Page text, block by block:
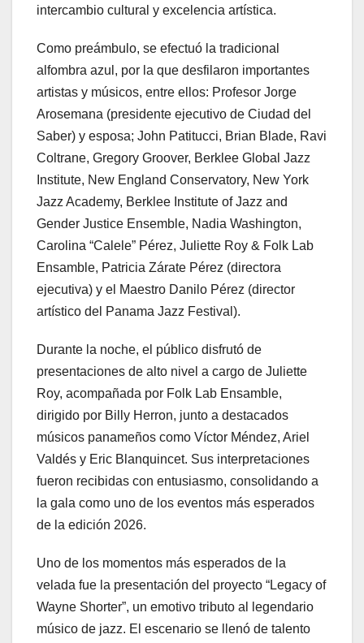
intercambio cultural y excelencia artística.
Como preámbulo, se efectuó la tradicional
alfombra azul, por la que desfilaron importantes
artistas y músicos, entre ellos: Profesor Jorge
Arosemana (presidente ejecutivo de Ciudad del
Saber) y esposa; John Patitucci, Brian Blade, Ravi
Coltrane, Gregory Groover, Berklee Global Jazz
Institute, New England Conservatory, New York
Jazz Academy, Berklee Institute of Jazz and
Gender Justice Ensemble, Nadia Washington,
Carolina “Calele” Pérez, Juliette Roy & Folk Lab
Ensamble, Patricia Zárate Pérez (directora
ejecutiva) y el Maestro Danilo Pérez (director
artístico del Panama Jazz Festival).
Durante la noche, el público disfrutó de
presentaciones de alto nivel a cargo de Juliette
Roy, acompañada por Folk Lab Ensamble,
dirigido por Billy Herron, junto a destacados
músicos panameños como Víctor Méndez, Ariel
Valdés y Eric Blanquincet. Sus interpretaciones
fueron recibidas con entusiasmo, consolidando a
la gala como uno de los eventos más esperados
de la edición 2026.
Uno de los momentos más esperados de la
velada fue la presentación del proyecto “Legacy of
Wayne Shorter”, un emotivo tributo al legendario
músico de jazz. El escenario se llenó de talento